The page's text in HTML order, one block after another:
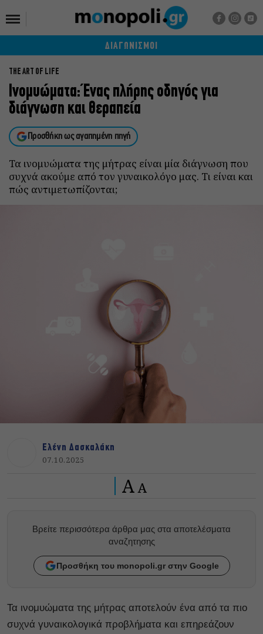
ΔΙΑΓΩΝΙΣΜΟΙ
THE ART OF LIFE
Ινομυώματα: Ένας πλήρης οδηγός για
διάγνωση και θεραπεία
Προσθήκη ως αγαπημένη πηγή
Τα ινομυώματα της μήτρας είναι μία διάγνωση που
συχνά ακούμε από τον γυναικολόγο μας. Τι είναι και
πώς αντιμετωπίζονται;
Ελένη Δασκαλάκη
07.10.2025
A A
Βρείτε περισσότερα άρθρα μας στα αποτελέσματα
αναζητησης
Προσθήκη του monopoli.gr στην Google
Τα ινομυώματα της μήτρας αποτελούν ένα από τα πιο
συχνά γυναικολογικά προβλήματα και επηρεάζουν